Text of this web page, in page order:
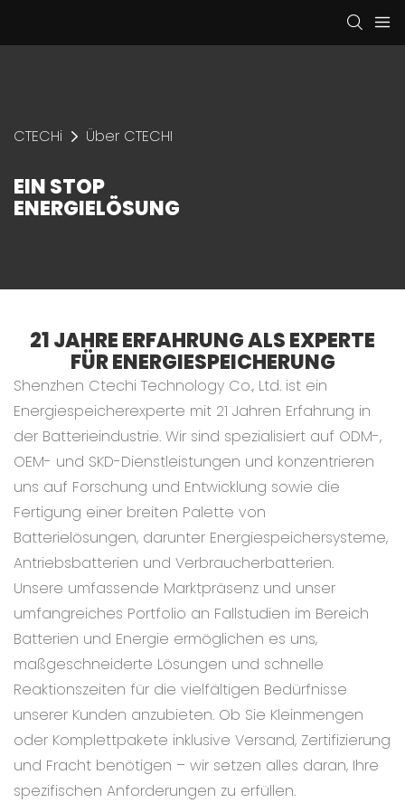
CTECHi Über CTECHI
EIN STOP
ENERGIELÖSUNG
21 JAHRE ERFAHRUNG ALS EXPERTE
FÜR ENERGIESPEICHERUNG
Shenzhen Ctechi Technology Co., Ltd. ist ein
Energiespeicherexperte mit 21 Jahren Erfahrung in
der Batterieindustrie. Wir sind spezialisiert auf ODM-,
OEM- und SKD-Dienstleistungen und konzentrieren
uns auf Forschung und Entwicklung sowie die
Fertigung einer breiten Palette von
Batterielösungen, darunter Energiespeichersysteme,
Antriebsbatterien und Verbraucherbatterien.
Unsere umfassende Marktpräsenz und unser
umfangreiches Portfolio an Fallstudien im Bereich
Batterien und Energie ermöglichen es uns,
maßgeschneiderte Lösungen und schnelle
Reaktionszeiten für die vielfältigen Bedürfnisse
unserer Kunden anzubieten. Ob Sie Kleinmengen
oder Komplettpakete inklusive Versand, Zertifizierung
und Fracht benötigen – wir setzen alles daran, Ihre
spezifischen Anforderungen zu erfüllen.